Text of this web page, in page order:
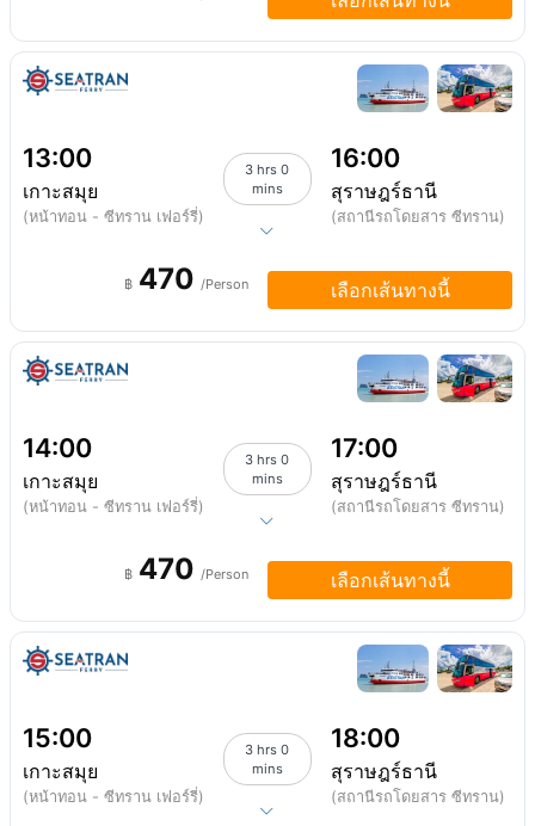
13:00
เกาะสมุย
(หน้าทอน - ซีทราน เฟอร์รี่)
3 hrs 0
mins
16:00
สุราษฎร์ธานี
(สถานีรถโดยสาร ซีทราน)
฿ 470 /Person เลือกเส้นทางนี้
14:00
เกาะสมุย
(หน้าทอน - ซีทราน เฟอร์รี่)
3 hrs 0
mins
17:00
สุราษฎร์ธานี
(สถานีรถโดยสาร ซีทราน)
฿ 470 /Person เลือกเส้นทางนี้
15:00
เกาะสมุย
(หน้าทอน - ซีทราน เฟอร์รี่)
3 hrs 0
mins
18:00
สุราษฎร์ธานี
(สถานีรถโดยสาร ซีทราน)